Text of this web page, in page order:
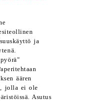
ja
äären
jolla ei ole
Asutus